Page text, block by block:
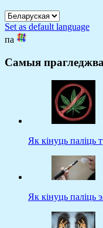
Set as default language
па
Самыя
Як кінуць паліць
Як кінуць паліць